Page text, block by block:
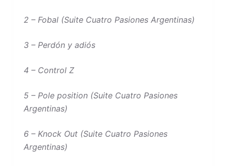
2 – Fobal (Suite Cuatro Pasiones Argentinas)
3 – Perdón y adiós
4 – Control Z
5 – Pole position (Suite Cuatro Pasiones
Argentinas)
6 – Knock Out (Suite Cuatro Pasiones
Argentinas)